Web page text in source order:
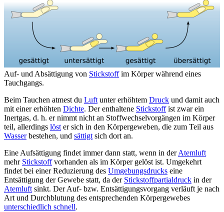
Auf- und Absättigung von Stickstoffim Körper während eines
Tauchgangs.
Beim Tauchen atmest du Luft unter erhöhtem Druck und damit auch
mit einer erhöhten Dichte. Der enthaltene Stickstoffist zwar ein
Inertgas, d. h. er nimmt nicht an Stoffwechselvorgängen im Körper
teil, allerdings löst er sich in den Körpergeweben, die zum Teil aus
Wasserbestehen, und sättigt sich dort an.
Eine Aufsättigung findet immer dann statt, wenn in derAtemluft
mehr Stickstoffvorhanden als im Körper gelöst ist. Umgekehrt
findet bei einer Reduzierung des Umgebungsdrucks eine
Entsättigung der Gewebe statt, da der Stickstoffpartialdruck in der
Atemluft sinkt. Der Auf- bzw. Entsättigungsvorgang verläuft je nach
Art und Durchblutung des entsprechenden Körpergewebes
unterschiedlich schnell.